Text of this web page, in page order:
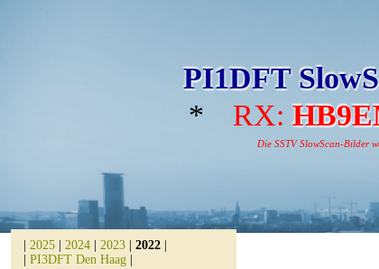
PI1DFT
*
RX:
Die SSTV SlowScan-Bilder
2025 2024 2023 2022
PI3DFT Den Haag